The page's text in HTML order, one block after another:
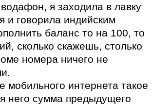
я заходила в лавку
и говорила индийским
баланс то на 100, то
сколько скажешь, столько
номера ничего не
мобильного интернета такое
него сумма предыдущего